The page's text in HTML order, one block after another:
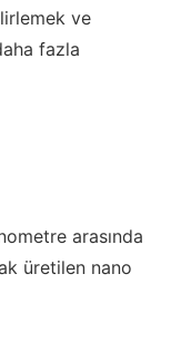
ve
fazla
arasında
üretilen nano